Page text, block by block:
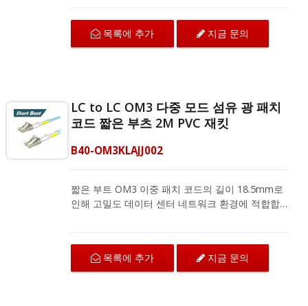
는 구부림 저항 섬유로 뛰어난 기계적 보호와 IEC
및 ANSI/TIA 표준에 따른 우수한 전송 품질을 제공
합니다. 다중 모드 이중 패치 코드는 지역 네트워크,
광섬유 통신 시스템 및 CATV 응용 프로그램을 위
목록에 추가 지금 문의
LC to LC OM3 다중 모드 섬유 광 패치
코드 짧은 부츠 2M PVC 재킷
B40-OM3KLAJJ002
짧은 부트 OM3 이중 패치 코드의 길이 18.5mm로
인해 고밀도 데이터 센터 네트워크 환경에 적합합
는 구부림 저항 섬유로 뛰어난 기계적 보호와 IEC
및 ANSI/TIA 표준에 따른 우수한 전송 품질을 제공
합니다. 다중 모드 이중 패치 코드는 지역 네트워크,
광섬유 통신 시스템 및 CATV 응용 프로그램을 위
목록에 추가 지금 문의